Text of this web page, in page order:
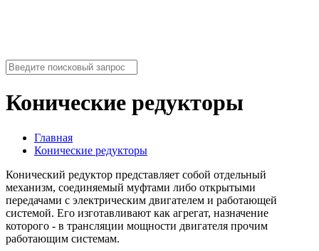
Конические редукторы
Главная
Конические редукторы
Конический редуктор представляет собой отдельный
механизм, соединяемый муфтами либо открытыми
передачами с электрическим двигателем и работающей
системой. Его изготавливают как агрегат, назначение
которого - в трансляции мощности двигателя прочим
работающим системам.